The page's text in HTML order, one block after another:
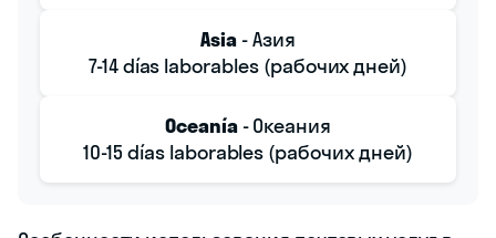
Asia - Азия
7-14 días laborables (рабочих дней)
Oceanía- Океания
10-15 días laborables (рабочих дней)